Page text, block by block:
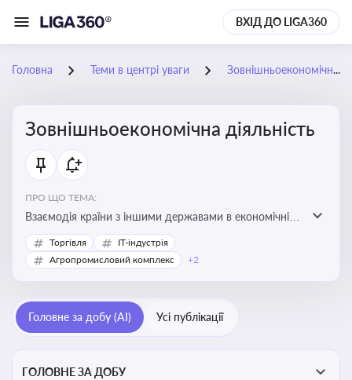
ВХІД ДО LIGA360
Головна Теми в центрі уваги Зовнішньоекономічна діяльність
Зовнішньоекономічна діяльність
ПРО ЩО ТЕМА:
Взаємодія країни з іншими державами в економічній
сфері, включаючи експорт та імпорт товарів і послуг,
міжнародні фінансові операції, інвестиції, торгівлю,
Торгівля
IT-індустрія
Агропромисловий комплекс
+2
Головне за добу (AI) Усі публікації
ГОЛОВНЕ ЗА ДОБУ